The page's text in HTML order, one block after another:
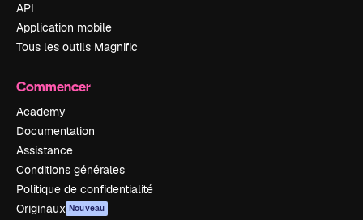
API
Application mobile
Tous les outils Magnific
Commencer
Academy
Documentation
Assistance
Conditions générales
Politique de confidentialité
Originaux Nouveau